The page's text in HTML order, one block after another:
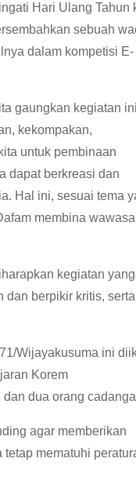
Hari Ulang Tahun
sebuah
dalam kompetisi E-
gaungkan kegiatan ini
kekompakan,
untuk pembinaan
dapat berkreasi dan
Hal ini, sesuai tema
membina
kegiatan yang
dan berpikir kritis, serta
Wijayakusuma ini
Korem
dua orang
agar memberikan
mematuhi